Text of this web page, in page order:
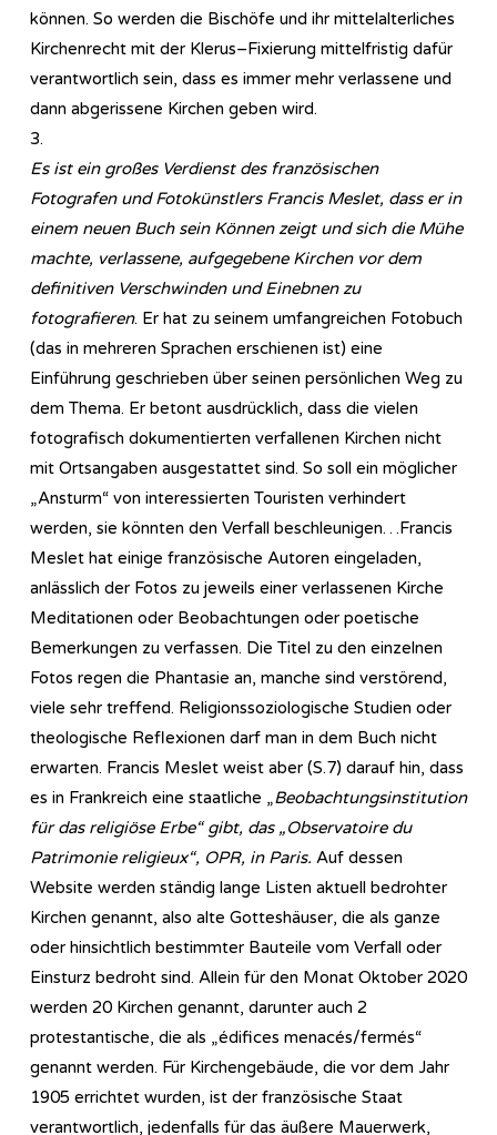
können. So werden die Bischöfe und ihr mittelalterliches
Kirchenrecht mit der Klerus–Fixierung mittelfristig dafür
verantwortlich sein, dass es immer mehr verlassene und
dann abgerissene Kirchen geben wird.
3.
Es ist ein großes Verdienst des französischen
Fotografen und Fotokünstlers Francis Meslet, dass er in
einem neuen Buch sein Können zeigt und sich die Mühe
machte, verlassene, aufgegebene Kirchen vor dem
definitiven Verschwinden und Einebnen zu
fotografieren. Er hat zu seinem umfangreichen Fotobuch
(das in mehreren Sprachen erschienen ist) eine
Einführung geschrieben über seinen persönlichen Weg zu
dem Thema. Er betont ausdrücklich, dass die vielen
fotografisch dokumentierten verfallenen Kirchen nicht
mit Ortsangaben ausgestattet sind. So soll ein möglicher
„Ansturm“ von interessierten Touristen verhindert
werden, sie könnten den Verfall beschleunigen…Francis
Meslet hat einige französische Autoren eingeladen,
anlässlich der Fotos zu jeweils einer verlassenen Kirche
Meditationen oder Beobachtungen oder poetische
Bemerkungen zu verfassen. Die Titel zu den einzelnen
Fotos regen die Phantasie an, manche sind verstörend,
viele sehr treffend. Religionssoziologische Studien oder
theologische Reflexionen darf man in dem Buch nicht
erwarten. Francis Meslet weist aber (S.7) darauf hin, dass
es in Frankreich eine staatliche „Beobachtungsinstitution
für das religiöse Erbe“ gibt, das „Observatoire du
Patrimonie religieux“, OPR, in Paris. Auf dessen
Website werden ständig lange Listen aktuell bedrohter
Kirchen genannt, also alte Gotteshäuser, die als ganze
oder hinsichtlich bestimmter Bauteile vom Verfall oder
Einsturz bedroht sind. Allein für den Monat Oktober 2020
werden 20 Kirchen genannt, darunter auch 2
protestantische, die als „édifices menacés/fermés“
genannt werden. Für Kirchengebäude, die vor dem Jahr
1905 errichtet wurden, ist der französische Staat
verantwortlich, jedenfalls für das äußere Mauerwerk,